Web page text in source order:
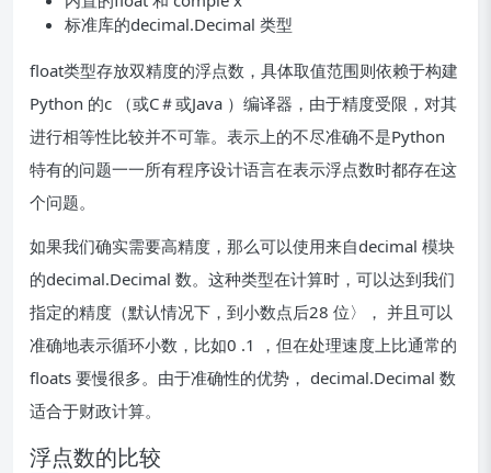
标准库的decimal.Decimal 类型
float类型存放双精度的浮点数，具体取值范围则依赖于构建
Python 的c （或C＃或Java ）编译器，由于精度受限，对其
进行相等性比较并不可靠。表示上的不尽准确不是Python
特有的问题一一所有程序设计语言在表示浮点数时都存在这
个问题。
如果我们确实需要高精度，那么可以使用来自decimal 模块
的decimal.Decimal 数。这种类型在计算时，可以达到我们
指定的精度（默认情况下，到小数点后28 位〉， 并且可以
准确地表示循环小数，比如0 .1 ，但在处理速度上比通常的
floats 要慢很多。由于准确性的优势， decimal.Decimal 数
适合于财政计算。
浮点数的比较